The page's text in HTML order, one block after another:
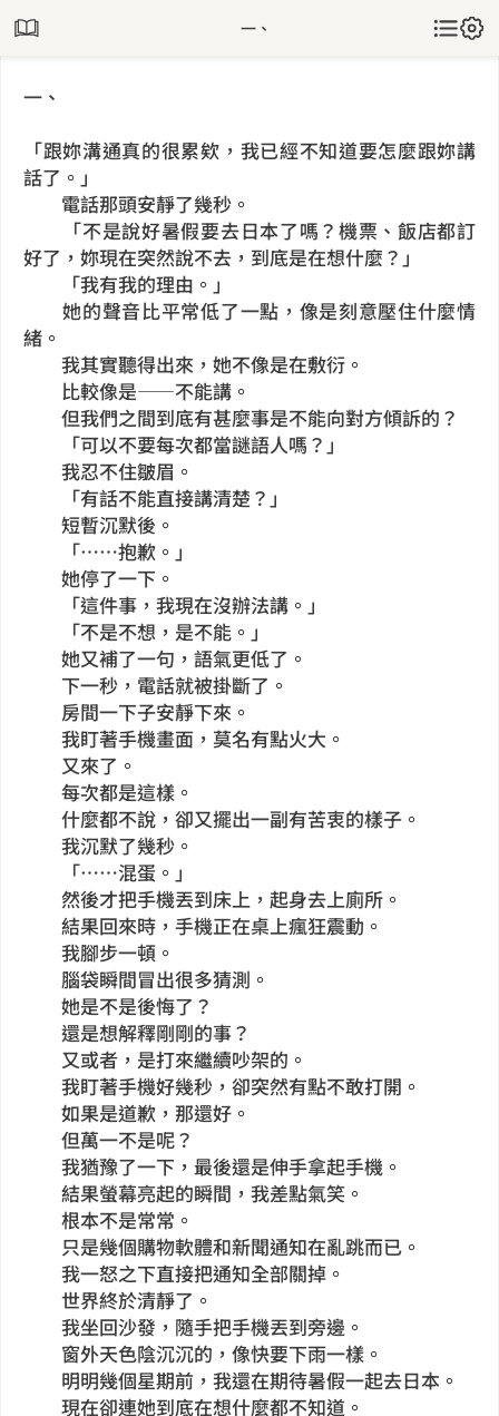
一、
一、
「跟妳溝通真的很累欸，我已經不知道要怎麼跟妳講
話了。」
電話那頭安靜了幾秒。
「不是說好暑假要去日本了嗎？機票、飯店都訂
好了，妳現在突然說不去，到底是在想什麼？」
「我有我的理由。」
她的聲音比平常低了一點，像是刻意壓住什麼情
緒。
我其實聽得出來，她不像是在敷衍。
比較像是——不能講。
但我們之間到底有甚麼事是不能向對方傾訴的？
「可以不要每次都當謎語人嗎？」
我忍不住皺眉。
「有話不能直接講清楚？」
短暫沉默後。
「……抱歉。」
她停了一下。
「這件事，我現在沒辦法講。」
「不是不想，是不能。」
她又補了一句，語氣更低了。
下一秒，電話就被掛斷了。
房間一下子安靜下來。
我盯著手機畫面，莫名有點火大。
又來了。
每次都是這樣。
什麼都不說，卻又擺出一副有苦衷的樣子。
我沉默了幾秒。
「……混蛋。」
然後才把手機丟到床上，起身去上廁所。
結果回來時，手機正在桌上瘋狂震動。
我腳步一頓。
腦袋瞬間冒出很多猜測。
她是不是後悔了？
還是想解釋剛剛的事？
又或者，是打來繼續吵架的。
我盯著手機好幾秒，卻突然有點不敢打開。
如果是道歉，那還好。
但萬一不是呢？
我猶豫了一下，最後還是伸手拿起手機。
結果螢幕亮起的瞬間，我差點氣笑。
根本不是常常。
只是幾個購物軟體和新聞通知在亂跳而已。
我一怒之下直接把通知全部關掉。
世界終於清靜了。
我坐回沙發，隨手把手機丟到旁邊。
窗外天色陰沉沉的，像快要下雨一樣。
明明幾個星期前，我還在期待暑假一起去日本。
現在卻連她到底在想什麼都不知道。